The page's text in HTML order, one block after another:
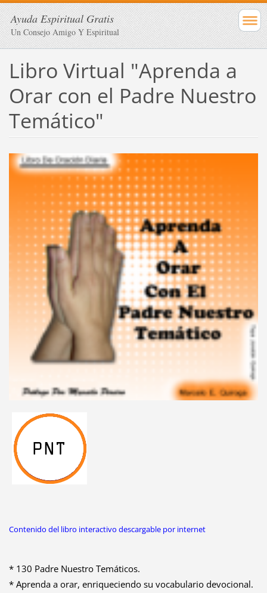
Ayuda Espiritual Gratis
Un Consejo Amigo Y Espiritual
Libro Virtual "Aprenda a
Orar con el Padre Nuestro
Temático"
Contenido del libro interactivo descargable por internet
* 130 Padre Nuestro Temáticos.
* Aprenda a orar, enriqueciendo su vocabulario devocional.